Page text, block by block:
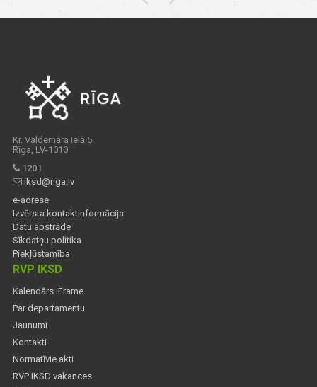
Kr. Valdemāra ielā 5
Rīga, LV-1010
1201
iksd@riga.lv
e-adrese
Izvērsta kontaktinformācija
Datu apstrāde
Sīkdatņu politika
Piekļūstamība
RVP IKSD
Kalendārs iFrame
Par departamentu
Jaunumi
Kontakti
Normatīvie akti
RVP IKSD vakances